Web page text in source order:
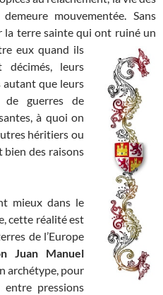
mouvementée. Sans
la terre sainte qui ont ruiné un
euxquand ils
leurs
autant que leurs
de guerres de
à quoi on
héritiers ou
bien des raisons
mieux dans le
cette réalité est
de l’Europe
Juan Manuel
archétype, pour
pressions